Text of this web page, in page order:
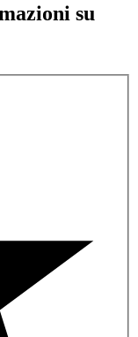
su